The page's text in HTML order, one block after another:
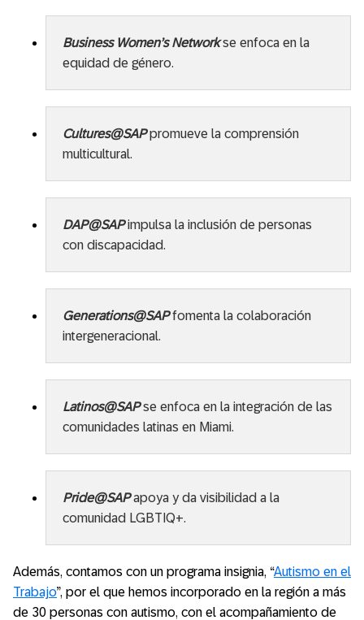
Business Women’s Networkse enfoca en la
equidad de género.
Cultures@SAPpromueve la comprensión
multicultural.
DAP@SAPimpulsa la inclusión de personas
con discapacidad.
Generations@SAPfomenta la colaboración
intergeneracional.
Latinos@SAPse enfoca en la integración de las
comunidades latinas en Miami.
Pride@SAPapoya y da visibilidad a la
comunidad LGBTIQ+.
Además, contamos con un programa insignia, “Autismo en el
Trabajo”, por el que hemos incorporado en la región a más
de 30 personas con autismo, con el acompañamiento de